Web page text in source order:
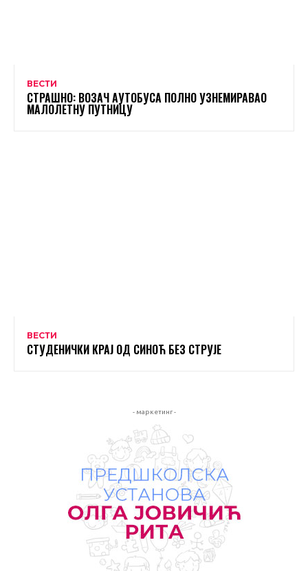
ВЕСТИ
СТРАШНО: ВОЗАЧ АУТОБУСА ПОЛНО УЗНЕМИРАВАО
МАЛОЛЕТНУ ПУТНИЦУ
ВЕСТИ
СТУДЕНИЧКИ КРАЈ ОД СИНОЋ БЕЗ СТРУЈЕ
- маркетинг -